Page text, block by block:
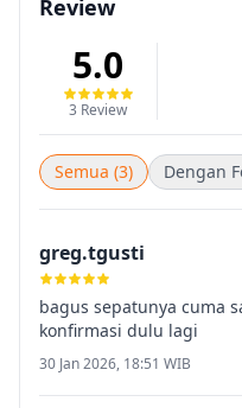
Review
5.0
3 Review
Semua (3) Dengan
greg.tgusti
bagus sepatunya cuma
konfirmasi dulu lagi
30 Jan 2026, 18:51 WIB